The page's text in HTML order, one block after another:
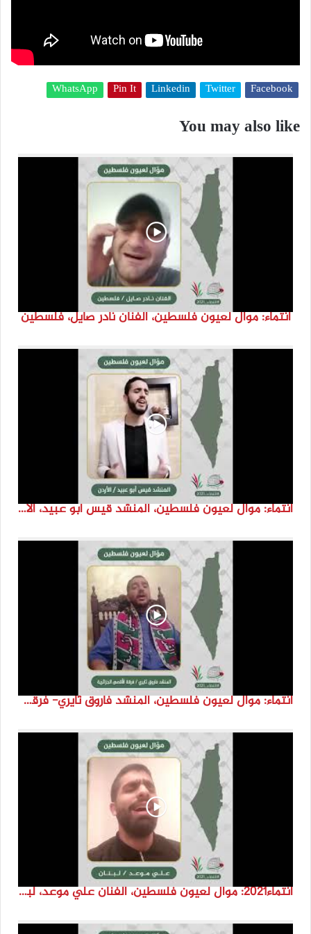
Facebook
Twitter
Linkedin
Pin It
WhatsApp
You may also like
انتماء: موال لعيون فلسطين، الفنان نادر صايل، فلسطين
انتماء: موال لعيون فلسطين، المنشد قيس ابو عبيد، الاردن
انتماء: موال لعيون فلسطين، المنشد فاروق ثايري- فرقة الاقصى الجزائرية
انتماء2021: موال لعيون فلسطين، الفنان علي موعد، لبنان